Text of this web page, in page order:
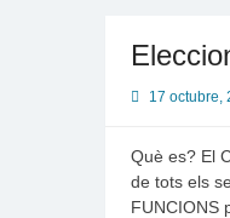
17 octubre,
Què es? El
de tots els
FUNCIONS